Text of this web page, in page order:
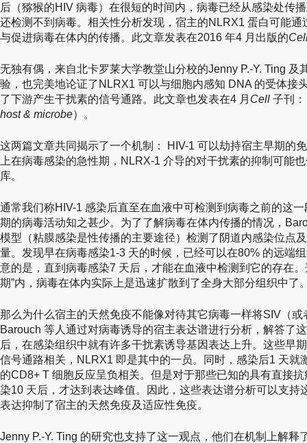
后（猕猴的HIV 病毒）在很短的时间内，病毒已经从感染处传
还检测不到病毒。相关性分析发现，宿主的NLRX1 蛋白可能
与促进病毒在体内的传播。此文章发表在2016 年4 月出版的
无独有偶，来自北卡罗莱大学教堂山分校的Jenny P.-Y. Ting 及
验，也完美地论证了NLRX1 可以与细胞内感知 DNA 的受体接
了下游产生干扰素的信号通路。此文章也发表在4 月 Cell 子刊
host & microbe）。
这两篇文章共同揭示了一个机制： HIV-1 可以劫持宿主早期的
上在病毒感染的急性期，NLRX-1 介导的对干扰素的抑制可能
库。
通常我们称HIV-1 感染后直至在血液中可检测到病毒之前的这一
期的病毒活动知之甚少。为了了解病毒在体内传播的情况，
模型（粘膜感染是性传播的主要途径）检测了阴道内感染位点
量。发现早在病毒感染1-3 天的时候，已经可以在80% 的远端
意的是，直到病毒感染7 天后，才能在血液中检测到它的存在
期”内，病毒在体内实际上是迅速扩散到了全身大部分组织中了
那么为什么宿主的天然免疫不能像对待其它病毒一样将SIV（
Barouch 等人通过对病毒诱导的宿主表达谱进行分析，解答了
后，在感染组织中就有许多干扰素诱导基因表达上升。这些早
信号通路相关，NLRX1 即是其中的一员。同时，感染后1 天就
的CD8+ T 细胞反应呈负相关。但是对于那些已知的具有直接
染10 天后，才达到表达峰值。因此，这些表达谱分析可以支持
表达抑制了宿主的天然免疫及适应性免疫。
Jenny P.-Y. Ting 的研究也支持了这一观点，他们在机制上解